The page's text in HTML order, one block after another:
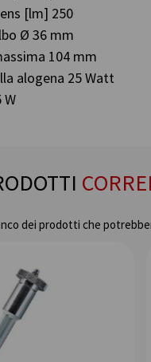
[lm] 250
Ø 36 mm
104 mm
alogena 25 Watt
W
dei prodotti che